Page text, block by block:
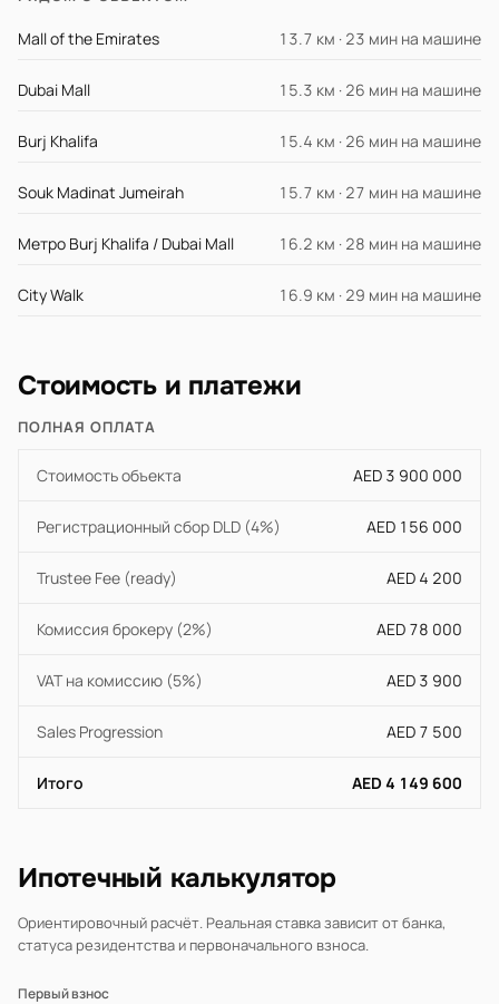
Mall of the Emirates 13.7 км · 23 мин на машине
Dubai Mall 15.3 км · 26 мин на машине
Burj Khalifa 15.4 км · 26 мин на машине
Souk Madinat Jumeirah 15.7 км · 27 мин на машине
Метро Burj Khalifa / Dubai Mall 16.2 км · 28 мин на машине
City Walk 16.9 км · 29 мин на машине
Стоимость и платежи
ПОЛНАЯ ОПЛАТА
Стоимость объекта AED 3 900 000
Регистрационный сбор DLD (4%) AED 156 000
Trustee Fee (ready) AED 4 200
Комиссия брокеру (2%) AED 78 000
VAT на комиссию (5%) AED 3 900
Sales Progression AED 7 500
Итого AED 4 149 600
Ипотечный калькулятор
Ориентировочный расчёт. Реальная ставка зависит от банка,
статуса резидентства и первоначального взноса.
Первый взнос